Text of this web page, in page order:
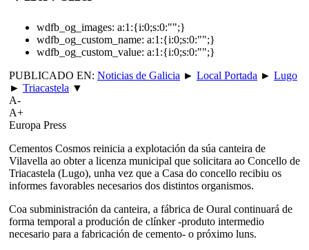
wdfb_og_images: a:1:{i:0;s:0:"";}
wdfb_og_custom_name: a:1:{i:0;s:0:"";}
wdfb_og_custom_value: a:1:{i:0;s:0:"";}
PUBLICADO EN: Noticias de Galicia ► Local Portada ► Lugo
► Triacastela ▼
A-
A+
Europa Press
Cementos Cosmos reinicia a explotación da súa canteira de
Vilavella ao obter a licenza municipal que solicitara ao Concello de
Triacastela (Lugo), unha vez que a Casa do concello recibiu os
informes favorables necesarios dos distintos organismos.
Coa subministración da canteira, a fábrica de Oural continuará de
forma temporal a produción de clínker -produto intermedio
necesario para a fabricación de cemento- o próximo luns.